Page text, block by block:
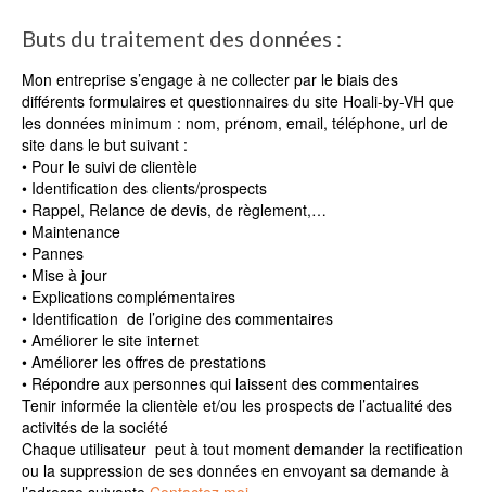
Buts du traitement des données :
Mon entreprise s’engage à ne collecter par le biais des
différents formulaires et questionnaires du site Hoali-by-VH que
les données minimum : nom, prénom, email, téléphone, url de
site dans le but suivant :
• Pour le suivi de clientèle
• Identification des clients/prospects
• Rappel, Relance de devis, de règlement,…
• Maintenance
• Pannes
• Mise à jour
• Explications complémentaires
• Identification de l’origine des commentaires
• Améliorer le site internet
• Améliorer les offres de prestations
• Répondre aux personnes qui laissent des commentaires
Tenir informée la clientèle et/ou les prospects de l’actualité des
activités de la société
Chaque utilisateur peut à tout moment demander la rectification
ou la suppression de ses données en envoyant sa demande à